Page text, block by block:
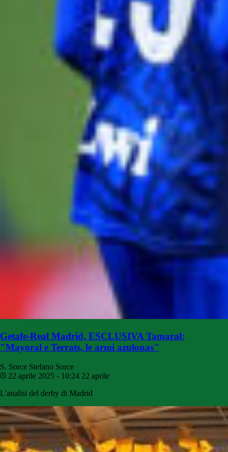
Getafe-Real Madrid, ESCLUSIVA Tamaral:
"Mayoral e Terrats, le armi azulonas"
S. Sorce Stefano Sorce
22 aprile 2025 - 10:24 22 aprile
L'analisi del derby di Madrid